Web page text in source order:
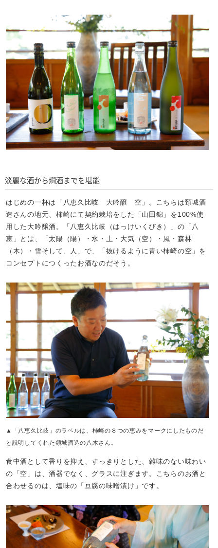
淡麗な酒から燗酒までを堪能
はじめの一杯は「八恵久比岐 大吟醸 空」。こちらは頚城酒
造さんの地元、柿崎にて契約栽培をした「山田錦」を100%使
用した大吟醸酒。「八恵久比岐（はっけいくびき）」の「八
恵」とは、「太陽（陽）・水・土・大気（空）・風・森林
（木）・雪そして、人」で、「抜けるように青い柿崎の空」を
コンセプトにつくったお酒なのだそう。
▲「八恵久比岐」のラベルは、柿崎の８つの恵みをマークにしたものだ
と説明してくれた頚城酒造の八木さん。
食中酒として香りを抑え、すっきりとした、雑味のない味わい
の「空」は、酒器でなく、グラスに注ぎます。こちらのお酒と
合わせるのは、塩味の「豆腐の味噌漬け」です。